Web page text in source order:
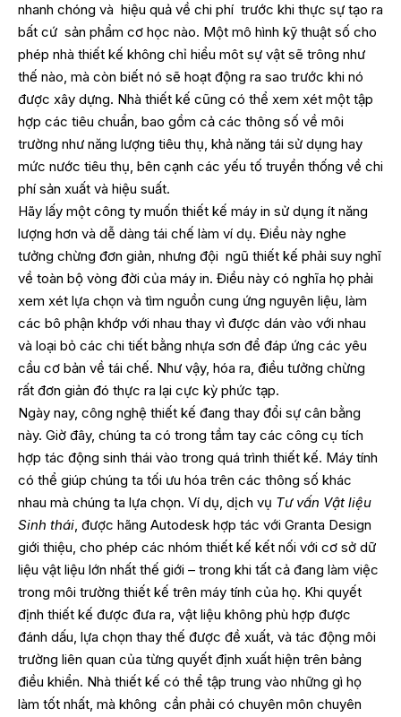
nhanh chóng và hiệu quả về chi phí trước khi thực sự tạo ra
bất cứ sản phẩm cơ học nào. Một mô hình kỹ thuật số cho
phép nhà thiết kế không chỉ hiểu môt sự vật sẽ trông như
thế nào, mà còn biết nó sẽ hoạt động ra sao trước khi nó
được xây dựng. Nhà thiết kế cũng có thể xem xét một tập
hợp các tiêu chuẩn, bao gồm cả các thông số về môi
trường như năng lượng tiêu thụ, khả năng tái sử dụng hay
mức nước tiêu thụ, bên cạnh các yếu tố truyền thống về chi
phí sản xuất và hiệu suất.
Hãy lấy một công ty muốn thiết kế máy in sử dụng ít năng
lượng hơn và dễ dàng tái chế làm ví dụ. Điều này nghe
tưởng chừng đơn giản, nhưng đội ngũ thiết kế phải suy nghĩ
về toàn bộ vòng đời của máy in. Điều này có nghĩa họ phải
xem xét lựa chọn và tìm nguồn cung ứng nguyên liệu, làm
các bô phận khớp với nhau thay vì được dán vào với nhau
và loại bỏ các chi tiết bằng nhựa sơn để đáp ứng các yêu
cầu cơ bản về tái chế. Như vậy, hóa ra, điều tưởng chừng
rất đơn giản đó thực ra lại cực kỳ phức tạp.
Ngày nay, công nghệ thiết kế đang thay đổi sự cân bằng
này. Giờ đây, chúng ta có trong tầm tay các công cụ tích
hợp tác động sinh thái vào trong quá trình thiết kế. Máy tính
có thể giúp chúng ta tối ưu hóa trên các thông số khác
nhau mà chúng ta lựa chọn. Ví dụ, dịch vụ Tư vấn Vật liệu
Sinh thái, được hãng Autodesk hợp tác với Granta Design
giới thiệu, cho phép các nhóm thiết kế kết nối với cơ sở dữ
liệu vật liệu lớn nhất thế giới – trong khi tất cả đang làm việc
trong môi trường thiết kế trên máy tính của họ. Khi quyết
định thiết kế được đưa ra, vật liệu không phù hợp được
đánh dấu, lựa chọn thay thế được đề xuất, và tác động môi
trường liên quan của từng quyết định xuất hiện trên bảng
điều khiển. Nhà thiết kế có thể tập trung vào những gì họ
làm tốt nhất, mà không cần phải có chuyên môn chuyên